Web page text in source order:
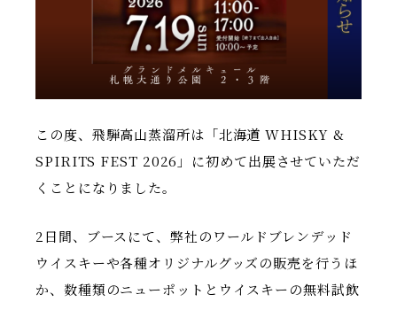
この度、飛騨高山蒸溜所は「北海道 WHISKY &
SPIRITS FEST 2026」に初めて出展させていただ
くことになりました。
2日間、ブースにて、弊社のワールドブレンデッド
ウイスキーや各種オリジナルグッズの販売を行うほ
か、数種類のニューポットとウイスキーの無料試飲